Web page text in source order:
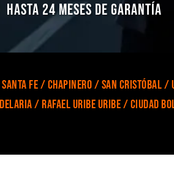
Hasta 24 Meses de Garantía
Santa Fe / Chapinero / San Cristóbal
/ Rafael Uribe Uribe / Ciudad